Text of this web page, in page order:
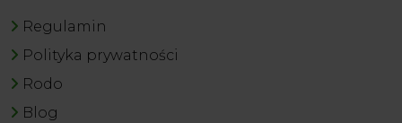
Regulamin
Polityka prywatności
Rodo
Blog